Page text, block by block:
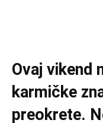
Ovaj vikend
karmičke
preokrete.